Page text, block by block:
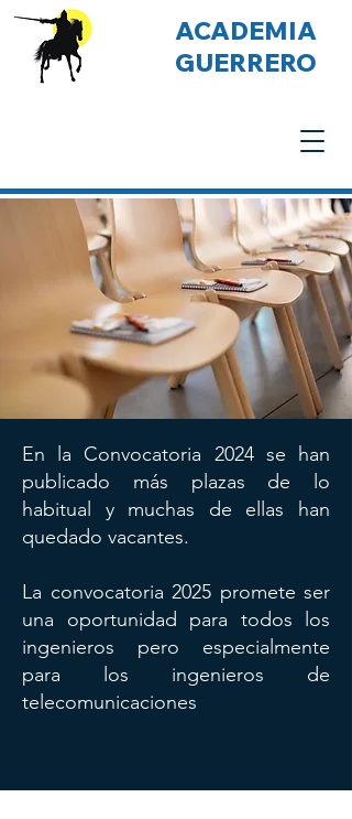
ACADEMIA
GUERRERO
En la Convocatoria 2024 se han
publicado más plazas de lo
habitual y muchas de ellas han
quedado vacantes.
La convocatoria 2025 promete ser
una oportunidad para todos los
ingenieros pero especialmente
para los ingenieros de
telecomunicaciones